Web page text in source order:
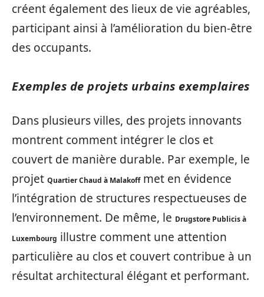
créent également des lieux de vie agréables,
participant ainsi à l’amélioration du bien-être
des occupants.
Exemples de projets urbains exemplaires
Dans plusieurs villes, des projets innovants
montrent comment intégrer le clos et
couvert de manière durable. Par exemple, le
projet Quartier Chaud à Malakoffmet en évidence
l’intégration de structures respectueuses de
l’environnement. De même, le Drugstore Publicis à
Luxembourg illustre comment une attention
particulière au clos et couvert contribue à un
résultat architectural élégant et performant.